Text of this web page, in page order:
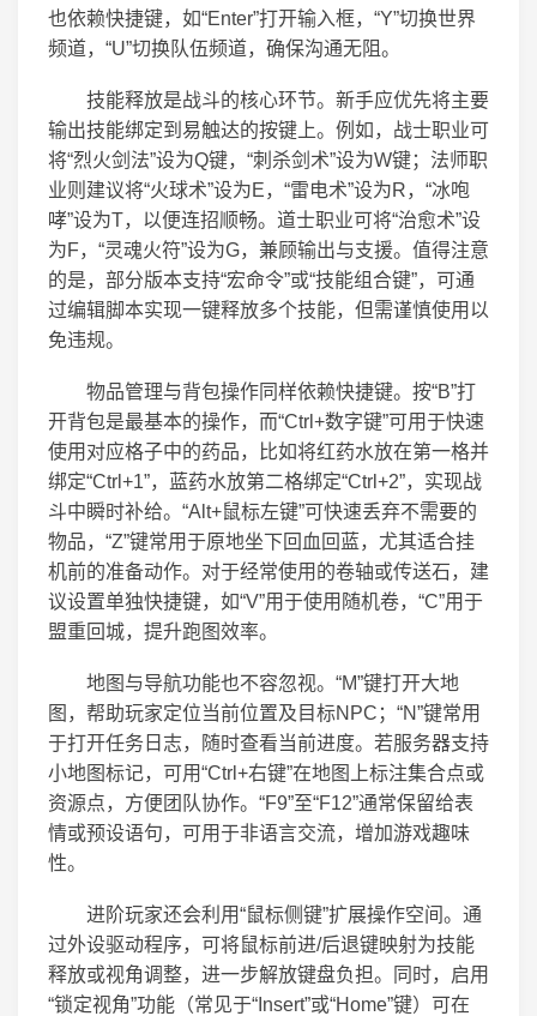
也依赖快捷键，如“Enter”打开输入框，“Y”切换世界
频道，“U”切换队伍频道，确保沟通无阻。
技能释放是战斗的核心环节。新手应优先将主要
输出技能绑定到易触达的按键上。例如，战士职业可
将“烈火剑法”设为Q键，“刺杀剑术”设为W键；法师职
业则建议将“火球术”设为E，“雷电术”设为R，“冰咆
哮”设为T，以便连招顺畅。道士职业可将“治愈术”设
为F，“灵魂火符”设为G，兼顾输出与支援。值得注意
的是，部分版本支持“宏命令”或“技能组合键”，可通
过编辑脚本实现一键释放多个技能，但需谨慎使用以
免违规。
物品管理与背包操作同样依赖快捷键。按“B”打
开背包是最基本的操作，而“Ctrl+数字键”可用于快速
使用对应格子中的药品，比如将红药水放在第一格并
绑定“Ctrl+1”，蓝药水放第二格绑定“Ctrl+2”，实现战
斗中瞬时补给。“Alt+鼠标左键”可快速丢弃不需要的
物品，“Z”键常用于原地坐下回血回蓝，尤其适合挂
机前的准备动作。对于经常使用的卷轴或传送石，建
议设置单独快捷键，如“V”用于使用随机卷，“C”用于
盟重回城，提升跑图效率。
地图与导航功能也不容忽视。“M”键打开大地
图，帮助玩家定位当前位置及目标NPC；“N”键常用
于打开任务日志，随时查看当前进度。若服务器支持
小地图标记，可用“Ctrl+右键”在地图上标注集合点或
资源点，方便团队协作。“F9”至“F12”通常保留给表
情或预设语句，可用于非语言交流，增加游戏趣味
性。
进阶玩家还会利用“鼠标侧键”扩展操作空间。通
过外设驱动程序，可将鼠标前进/后退键映射为技能
释放或视角调整，进一步解放键盘负担。同时，启用
“锁定视角”功能（常见于“Insert”或“Home”键）可在